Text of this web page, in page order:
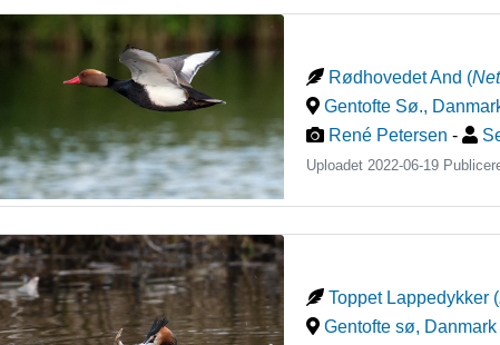
Rødhovedet And (
Gentofte Sø.,
René Petersen -
Uploadet 2022-06-19
Toppet Lappedykker (
Gentofte sø, Danmark